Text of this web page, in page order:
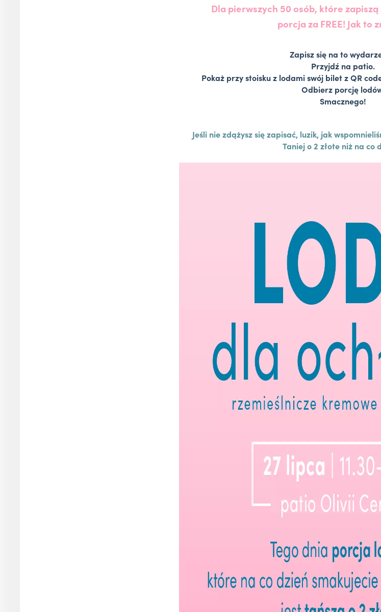
Dla pierwszych 50 osób, które
porcja za FREE! Jak to
Zapisz się na to
Przyjdź na patio.
Pokaż przy stoisku z lodami swój bilet z QR
Odbierz porcję
Smacznego!
Jeśli nie zdążysz się zapisać, luzik, jak
Taniej o 2 złote niż na co